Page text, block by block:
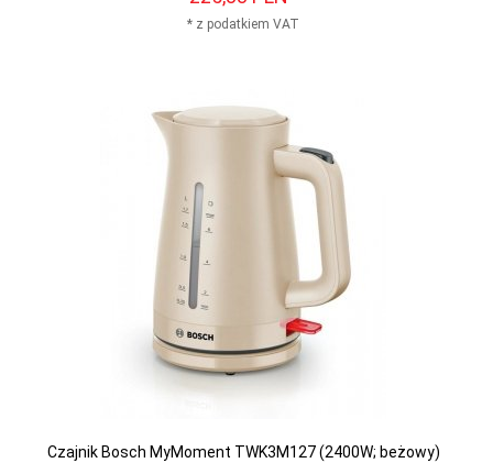
* z podatkiem VAT
Czajnik Bosch MyMoment TWK3M127 (2400W; beżowy)